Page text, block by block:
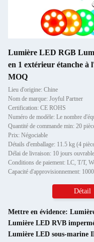
Lumière LED RGB
en 1 extérieur étanche à
MOQ
Lieu d'origine: Chine
Nom de marque: Joyful Partner
Certification: CE ROHS
Numéro de modèle: Le nombre
Quantité de commande min: 20
Prix: Négociable
Détails d'emballage: 11.5 kg (4
Délai de livraison: 10 jours
Conditions de paiement: LC, T/T,
Capacité d'approvisionnement:
Détail
Mettre en évidence:
Lumière LED RVB
Lumière LED sous-marine